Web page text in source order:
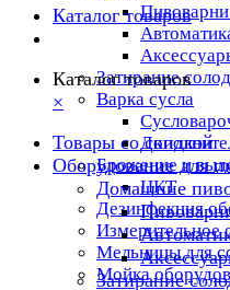
Затирание
Варка сусла
Брожение и
ЦКТ
Дезинфекция
Измерительное
Мельницы для
Мойка
Каталог товаров
Каталог товаров
×
Товары со скидкой
Оборудование для
Домашние
Затирание